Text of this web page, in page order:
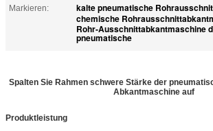
Markieren: kalte pneumatische
chemische
Rohr-Ausschnittabkantmaschine
pneumatische
Spalten Sie Rahmen schwere Stärke der
Abkantmaschine auf
Produktleistung